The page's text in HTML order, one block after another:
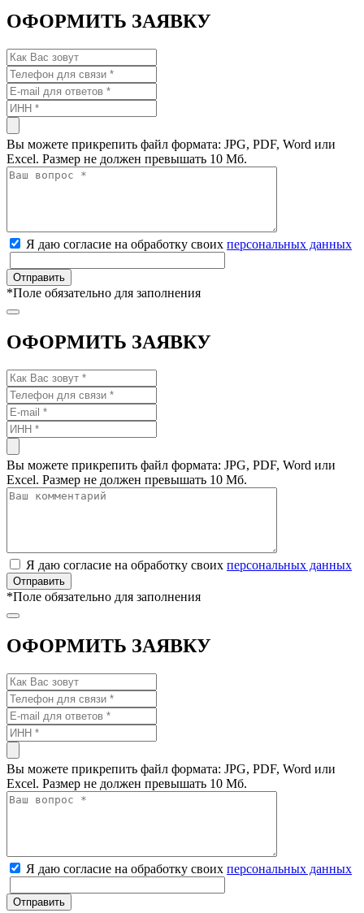
ОФОРМИТЬ ЗАЯВКУ
Вы можете прикрепить файл формата: JPG, PDF, Word или
Excel. Размер не должен превышать 10 Мб.
Я даю согласие на обработку своих персональных данных
*Поле обязательно для заполнения
ОФОРМИТЬ ЗАЯВКУ
Вы можете прикрепить файл формата: JPG, PDF, Word или
Excel. Размер не должен превышать 10 Мб.
Я даю согласие на обработку своих персональных данных
*Поле обязательно для заполнения
ОФОРМИТЬ ЗАЯВКУ
Вы можете прикрепить файл формата: JPG, PDF, Word или
Excel. Размер не должен превышать 10 Мб.
Я даю согласие на обработку своих персональных данных